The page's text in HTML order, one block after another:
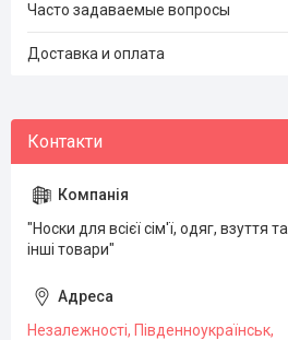
Часто задаваемые вопросы
Доставка и оплата
"Носки для всієї сім'ї, одяг, взуття та
інші товари"
Незалежності, Південноукраїнськ,